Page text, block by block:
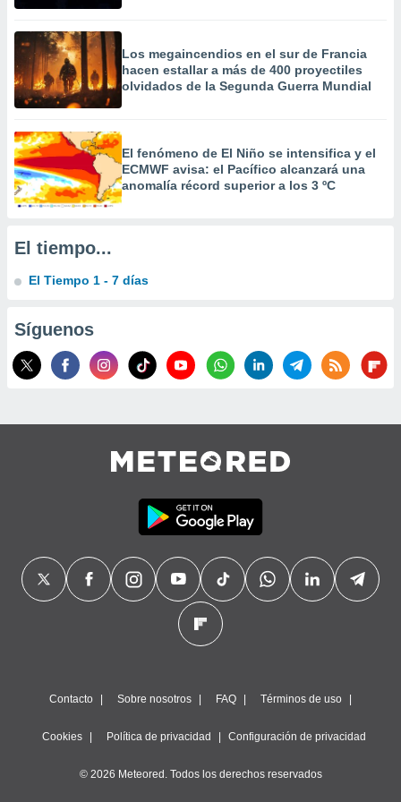
crear un
uso de
la
medir el
de la
el
del
de
con el
Los megaincendios en el sur de Francia
hacen estallar a más de 400 proyectiles
olvidados de la Segunda Guerra Mundial
El fenómeno de El Niño se intensifica y el
ECMWF avisa: el Pacífico alcanzará una
anomalía récord superior a los 3 ºC
El tiempo...
El Tiempo 1 - 7 días
Síguenos
Contacto Sobre nosotros FAQ Términos de uso
Cookies Política de privacidad Configuración de privacidad
© 2026 Meteored. Todos los derechos reservados